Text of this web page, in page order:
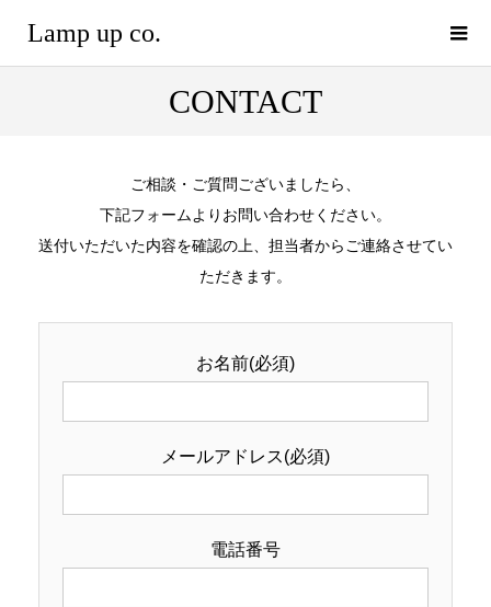
Lamp up co.
CONTACT
ご相談・ご質問ございましたら、
下記フォームよりお問い合わせください。
送付いただいた内容を確認の上、担当者からご連絡させてい
ただきます。
お名前(必須)
メールアドレス(必須)
電話番号